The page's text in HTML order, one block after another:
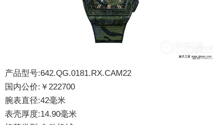
产品型号:642.QG.0181.RX.CAM22
国内公价:￥222700
腕表直径:42毫米
表壳厚度:14.90毫米